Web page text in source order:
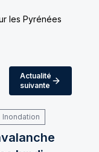
les Pyrénées
Actualité
suivante
Inondation